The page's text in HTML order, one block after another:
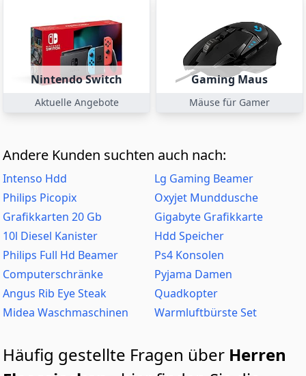
Nintendo Switch
Aktuelle Angebote
Gaming Maus
Mäuse für Gamer
Andere Kunden suchten auch nach:
Intenso Hdd
Lg Gaming Beamer
Philips Picopix
Oxyjet Munddusche
Grafikkarten 20 Gb
Gigabyte Grafikkarte
10l Diesel Kanister
Hdd Speicher
Philips Full Hd Beamer
Ps4 Konsolen
Computerschränke
Pyjama Damen
Angus Rib Eye Steak
Quadkopter
Midea Waschmaschinen
Warmluftbürste Set
Häufig gestellte Fragen über Herren